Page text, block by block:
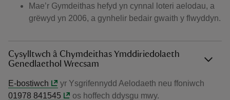
Mae’r Gymdeithas hefyd yn cynnal loteri aelodau, a
grëwyd yn 2006, a gynhelir bedair gwaith y flwyddyn.
Cysylltwch â Chymdeithas Ymddiriedolaeth
Genedlaethol Wrecsam
E-bostiwch
yr Ysgrifennydd Aelodaeth neu ffoniwch
01978 841545
os hoffech ddysgu mwy.